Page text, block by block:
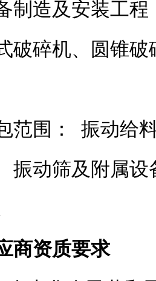
制造及安装工
破碎机、圆锥
范围：
振动给
振动筛及附属
商资质要求